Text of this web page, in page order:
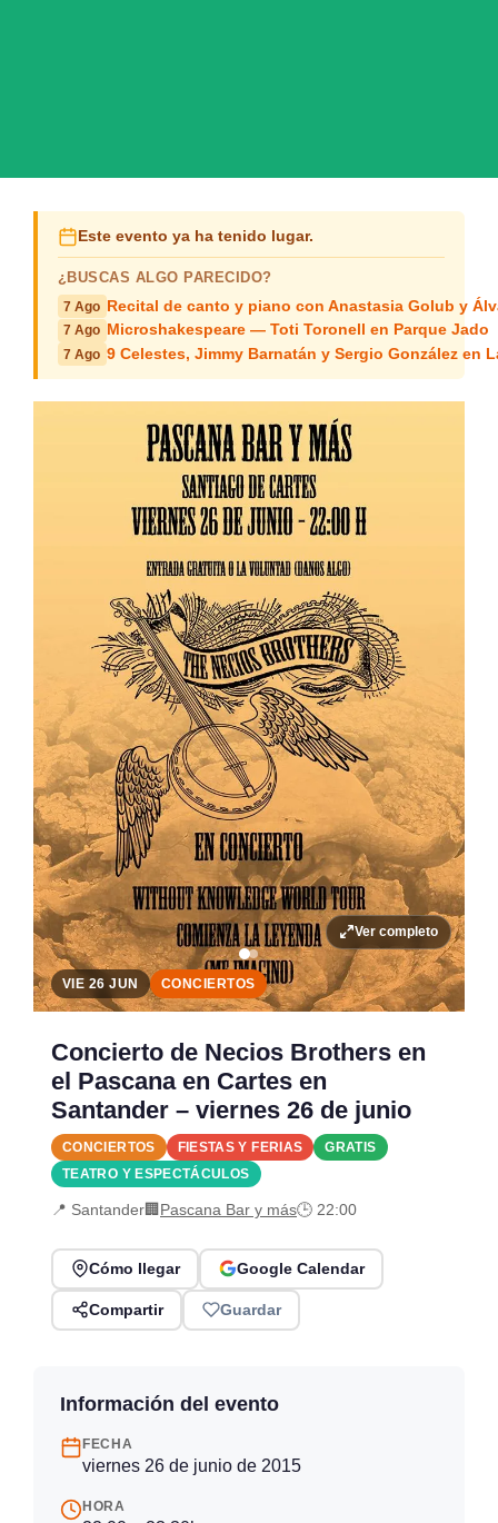
Este evento ya ha tenido lugar.
¿BUSCAS ALGO PARECIDO?
7 Ago Recital de canto y piano con Anastasia Golub y
7 Ago Microshakespeare — Toti Toronell en Parque Jado
7 Ago 9 Celestes, Jimmy Barnatán y Sergio González en
Ver completo
VIE 26 JUN CONCIERTOS
Concierto de Necios Brothers en
el Pascana en Cartes en
Santander – viernes 26 de junio
CONCIERTOS FIESTAS Y FERIAS
GRATIS
TEATRO Y ESPECTÁCULOS
📍 Santander🏢Pascana Bar y más🕒 22:00
Cómo llegar Google Calendar
Compartir Guardar
Información del evento
FECHA
viernes 26 de junio de 2015
HORA